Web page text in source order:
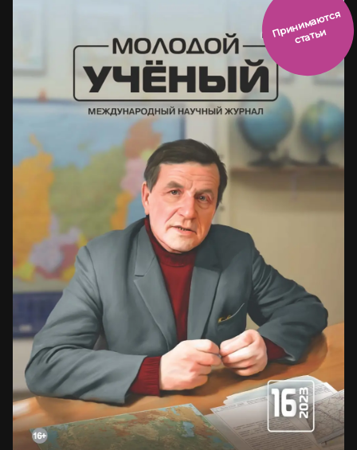
П
р
и
н
и
м
а
ют
с
я
ст
ать
и